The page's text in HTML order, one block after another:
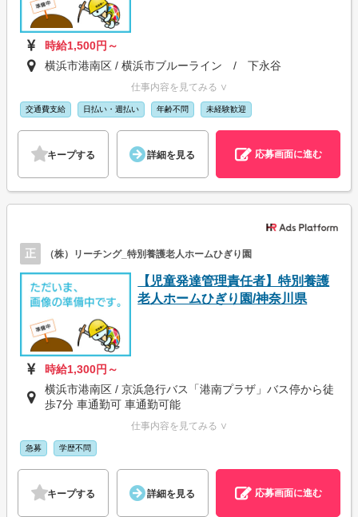
時給1,500円～
横浜市港南区 / 横浜市ブルーライン / 下永谷
仕事内容を見てみる ∨
交通費支給 日払い・週払い 年齢不問 未経験歓迎
キープする 詳細を見る 応募画面に進む
正 （株）リーチング_特別養護老人ホームひぎり園
【児童発達管理責任者】特別養護
老人ホームひぎり園/神奈川県
時給1,300円～
横浜市港南区 / 京浜急行バス「港南プラザ」バス停から徒
歩7分 車通勤可 車通勤可能
仕事内容を見てみる ∨
急募 学歴不問
キープする 詳細を見る 応募画面に進む